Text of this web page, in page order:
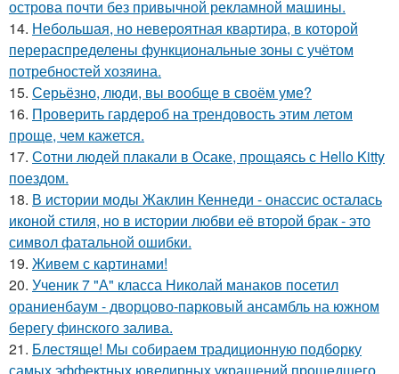
острова почти без привычной рекламной машины.
14. Небольшая, но невероятная квартира, в которой
перераспределены функциональные зоны с учётом
потребностей хозяина.
15. Серьёзно, люди, вы вoобще в своём уме?
16. Проверить гардероб на трендовость этим летом
проще, чем кажется.
17. Сотни людей плакали в Осаке, прощаясь с Hello Kitty
поездом.
18. В истории моды Жаклин Кеннеди - онассис осталась
иконой стиля, но в истории любви её второй брак - это
символ фатальной ошибки.
19. Живем с картинами!
20. Ученик 7 "А" класса Николай манаков посетил
ораниенбаум - дворцово-парковый ансамбль на южном
берегу финского залива.
21. Блестяще! Мы собираем традиционную подборку